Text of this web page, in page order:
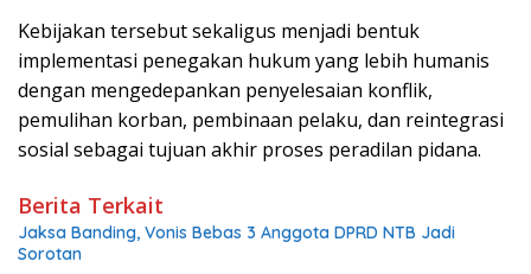
Kebijakan tersebut sekaligus menjadi bentuk
implementasi penegakan hukum yang lebih humanis
dengan mengedepankan penyelesaian konflik,
pemulihan korban, pembinaan pelaku, dan reintegrasi
sosial sebagai tujuan akhir proses peradilan pidana.
Berita Terkait
Jaksa Banding, Vonis Bebas 3 Anggota DPRD NTB Jadi
Sorotan